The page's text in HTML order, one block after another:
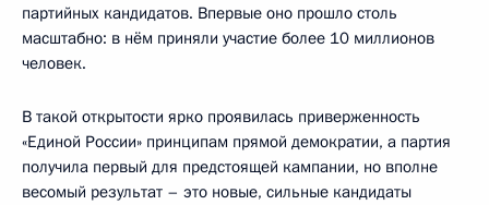
партийных кандидатов. Впервые оно прошло столь
масштабно: в нём приняли участие более 10 миллионов
человек.
В такой открытости ярко проявилась приверженность
«Единой России» принципам прямой демократии, а партия
получила первый для предстоящей кампании, но вполне
весомый результат – это новые, сильные кандидаты